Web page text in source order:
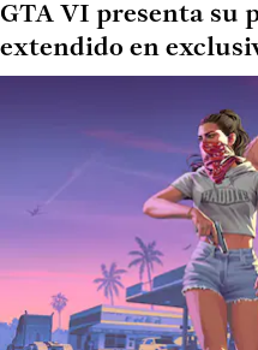
GTA VI presenta su
extendido en